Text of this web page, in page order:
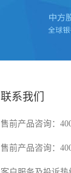
联系我们
售前产品咨询：
售前产品咨询：